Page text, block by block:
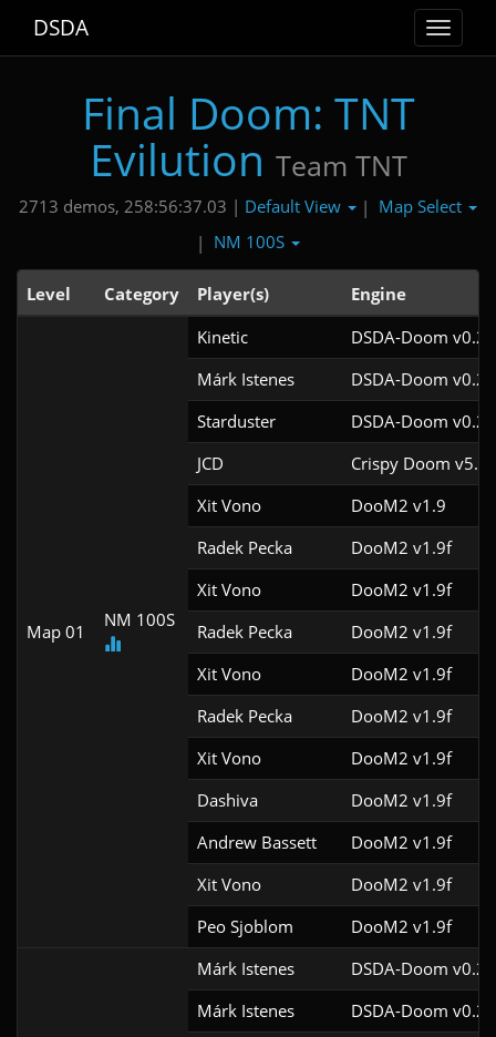
Toggle
DSDA
Final Doom: TNT
Evilution Team TNT
2713 demos, 258:56:37.03 | Default View | Map Select
| NM 100S
Level Category Player(s) Engine
Map 01
NM 100S
Kinetic
DSDA-Doom
Márk Istenes
DSDA-Doom
Starduster
DSDA-Doom
JCD
Crispy Doom
Xit Vono
DooM2 v1.9
Radek Pecka
DooM2 v1.9f
Xit Vono
DooM2 v1.9f
Radek Pecka
DooM2 v1.9f
Xit Vono
DooM2 v1.9f
Radek Pecka
DooM2 v1.9f
Xit Vono
DooM2 v1.9f
Dashiva
DooM2 v1.9f
Andrew Bassett
DooM2 v1.9f
Xit Vono
DooM2 v1.9f
Peo Sjoblom
DooM2 v1.9f
Márk Istenes
DSDA-Doom
Márk Istenes
DSDA-Doom